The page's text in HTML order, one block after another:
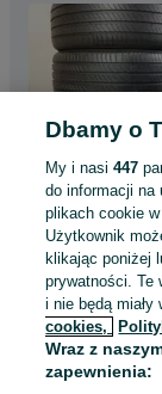
Dbamy o
My i nasi447
do informacji na
plikach cookie
Użytkownik
klikając poniżej
prywatności. Te
i nie będą miały
cookies,
Wraz z
zapewnienia: